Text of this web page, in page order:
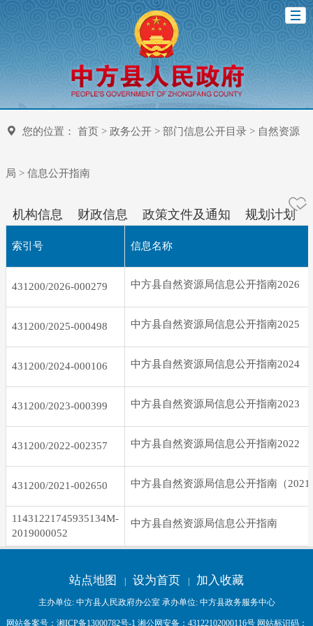
您的位置： 首页> 政务公开> 部门信息公开目录> 自然资源
局 > 信息公开指南
机构信息 财政信息 政策文件及通知 规划计划
索引号 信息名称
431200/2026-000279 中方县自然资源局信息公开指南2026
431200/2025-000498 中方县自然资源局信息公开指南2025
431200/2024-000106 中方县自然资源局信息公开指南2024
431200/2023-000399 中方县自然资源局信息公开指南2023
431200/2022-002357 中方县自然资源局信息公开指南2022
431200/2021-002650 中方县自然资源局信息公开指南（2021
11431221745935134M-
2019000052
中方县自然资源局信息公开指南
站点地图 设为首页 加入收藏
主办单位: 中方县人民政府办公室 承办单位: 中方县政务服务中心
网站备案号： 湘ICP备13000782号-1湘公网安备： 43122102000116号网站标识码：